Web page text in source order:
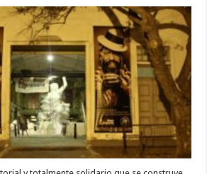
peligro
la
construcción
del
Monumento
a
la
Mujer
Originaria